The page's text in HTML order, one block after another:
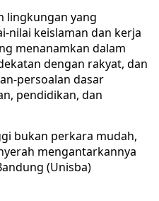
lingkungan yang
nilai keislaman dan kerja
menanamkan dalam
dengan rakyat, dan
persoalan dasar
pendidikan, dan
bukan perkara mudah,
mengantarkannya
(Unisba)